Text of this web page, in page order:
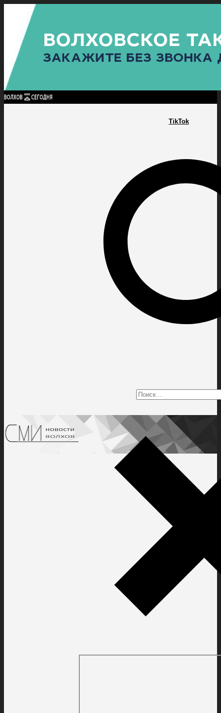
TikTok
Найти:
ГЛАВНАЯ ПОЛИТИКАПРОИСШЕСТВИЯ ПРОКУРАТУРАСПОРТ
ПОЛИТИКА
КУЛЬТУРА
ПОСЕЛЕНИЯ